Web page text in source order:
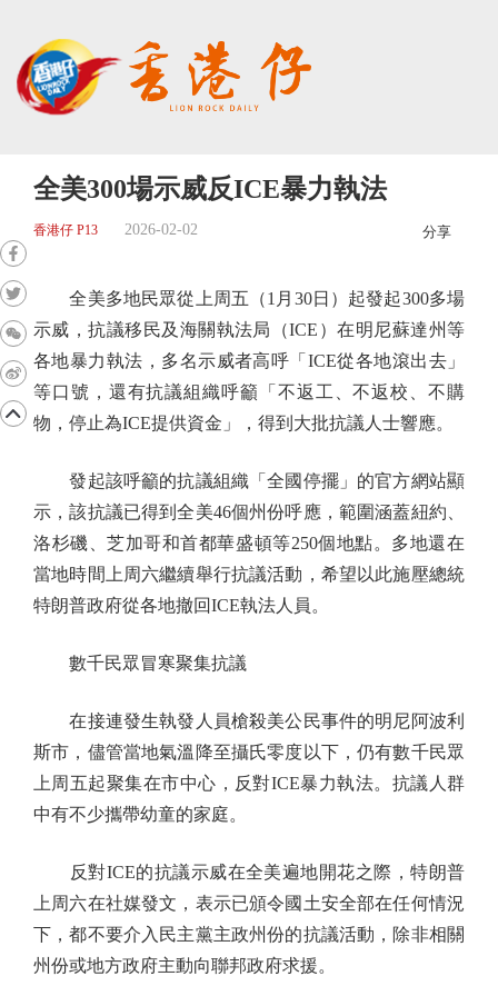
全美300場示威反ICE暴力執法
香港仔 P13 2026-02-02 分享
全美多地民眾從上周五（1月30日）起發起300多場
示威，抗議移民及海關執法局（ICE）在明尼蘇達州等
各地暴力執法，多名示威者高呼「ICE從各地滾出去」
等口號，還有抗議組織呼籲「不返工、不返校、不購
物，停止為ICE提供資金」，得到大批抗議人士響應。
發起該呼籲的抗議組織「全國停擺」的官方網站顯
示，該抗議已得到全美46個州份呼應，範圍涵蓋紐約、
洛杉磯、芝加哥和首都華盛頓等250個地點。多地還在
當地時間上周六繼續舉行抗議活動，希望以此施壓總統
特朗普政府從各地撤回ICE執法人員。
數千民眾冒寒聚集抗議
在接連發生執發人員槍殺美公民事件的明尼阿波利
斯市，儘管當地氣溫降至攝氏零度以下，仍有數千民眾
上周五起聚集在市中心，反對ICE暴力執法。抗議人群
中有不少攜帶幼童的家庭。
反對ICE的抗議示威在全美遍地開花之際，特朗普
上周六在社媒發文，表示已頒令國土安全部在任何情況
下，都不要介入民主黨主政州份的抗議活動，除非相關
州份或地方政府主動向聯邦政府求援。